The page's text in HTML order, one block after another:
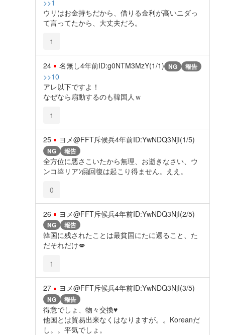
>>1
ウリはお金持ちだから、借りる金利が高いニダっ
て言ってたから、大丈夫だろ。
1
24 名無し4年前ID:g0NTM3MzY(1/1) NG 報告
>>10
アレ以下ですよ！
なぜなら扇動するのも韓国人ｗ
1
25 ヨメ@FFT斥候兵4年前ID:YwNDQ3NjI(1/5)
NG 報告
全方位に悪さこいたから無理、お逝きなさい、ウ
ンコ💩リアﾝ🤗回復は起こり得ません。ええ。
0
26 ヨメ@FFT斥候兵4年前ID:YwNDQ3NjI(2/5)
NG 報告
韓国に残されたことは最貧国にたに還ること、た
だそれだけ💋
1
27 ヨメ@FFT斥候兵4年前ID:YwNDQ3NjI(3/5)
NG 報告
得意でしょ、物々交換♥️
他国とは貿易出来なくはなりますが。。Koreanだ
し。。平気でしょ。